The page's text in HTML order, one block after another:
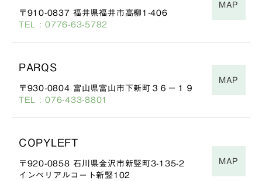
〒910-0837 福井県福井市高柳1-406
TEL : 0776-63-5782
MAP
PARQS
〒930-0804 富山県富山市下新町３６−１９
TEL : 076-433-8801
MAP
COPYLEFT
〒920-0858 石川県金沢市新竪町3-135-2
インペリアルコート新竪102
MAP